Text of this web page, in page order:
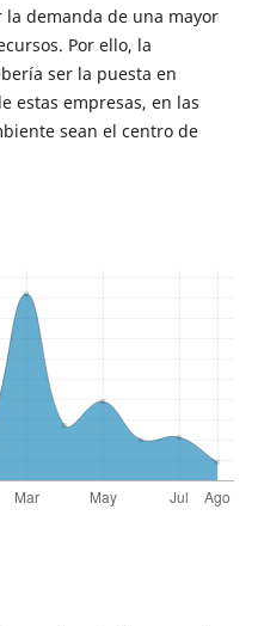
demanda de una mayor
Por ello, la
ser la puesta en
estas empresas, en las
sean el centro de